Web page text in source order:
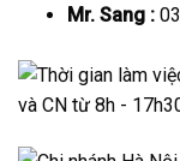
Mr. Sang :
và CN từ 8h -